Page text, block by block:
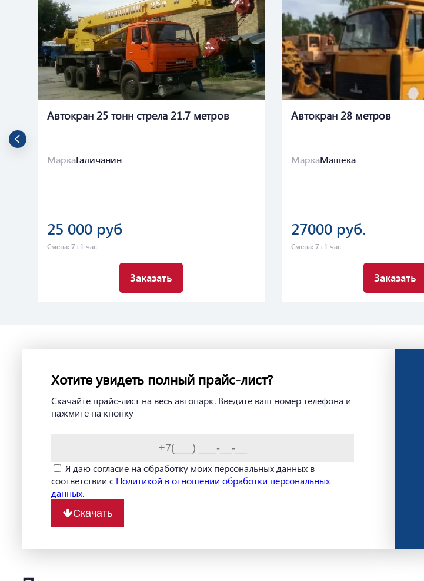
Автокран 25 тонн стрела 21.7 метров
МаркаГаличанин
25 000 руб
Смена: 7+1 час
Заказать
Автокран 28 метров
МаркаМашека
27000 руб.
Смена: 7+1 час
Заказать
Хотите увидеть полный прайс-лист?
Скачайте прайс-лист на весь автопарк. Введите ваш номер телефона и
нажмите на кнопку
Я даю согласие на обработку моих персональных данных в
соответствии с Политикой в отношении обработки персональных
данных.
Скачать